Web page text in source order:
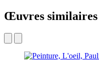
Œuvres similaires